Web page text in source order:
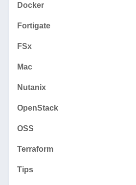
Docker
Fortigate
FSx
Mac
Nutanix
OpenStack
OSS
Terraform
Tips